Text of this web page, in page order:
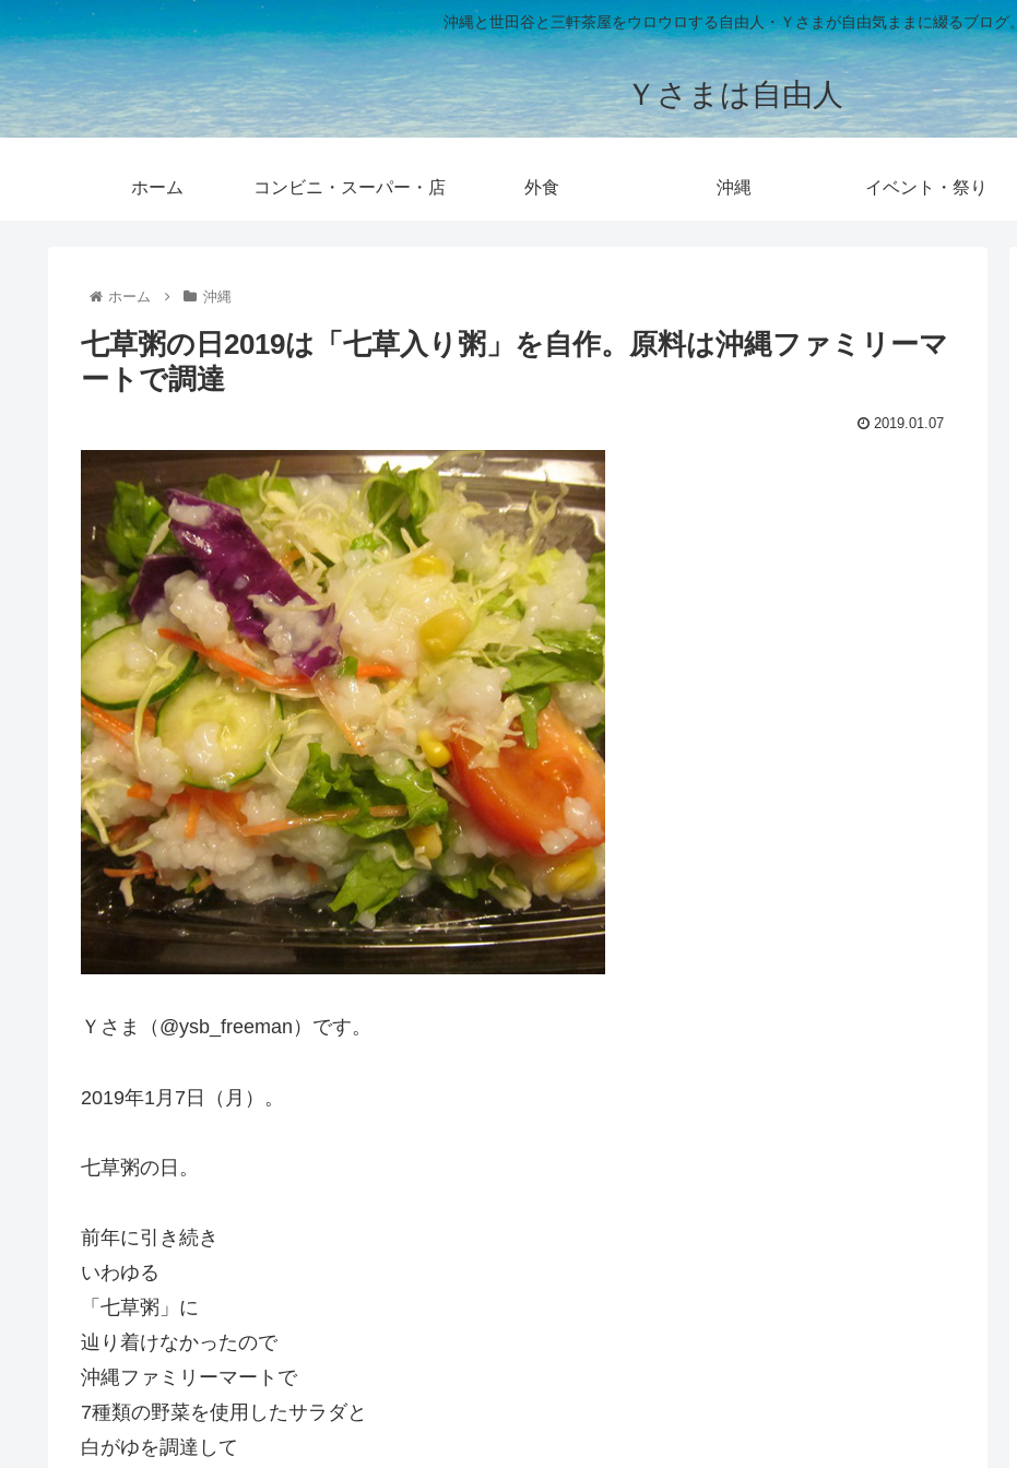
沖縄と世田谷と三軒茶屋をウロウロする自由人・Ｙさまが自由気ままに綴るブログ。
Ｙさまは自由人
ホーム コンビニ・スーパー・店 外食 沖縄 イベント・祭り
ホーム 沖縄
七草粥の日2019は「七草入り粥」を自作。原料は沖縄ファミリーマ
ートで調達
2019.01.07
Ｙさま（@ysb_freeman）です。
2019年1月7日（月）。
七草粥の日。
前年に引き続き
いわゆる
「七草粥」に
辿り着けなかったので
沖縄ファミリーマートで
7種類の野菜を使用したサラダと
白がゆを調達して